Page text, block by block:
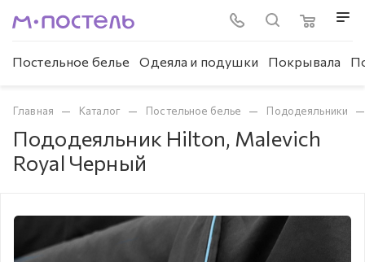
Постельное белье Одеяла и подушки Покрывала
Главная — Каталог — Постельное белье — Пододеяльники —
Пододеяльник Hilton, Malevich
Royal Черный